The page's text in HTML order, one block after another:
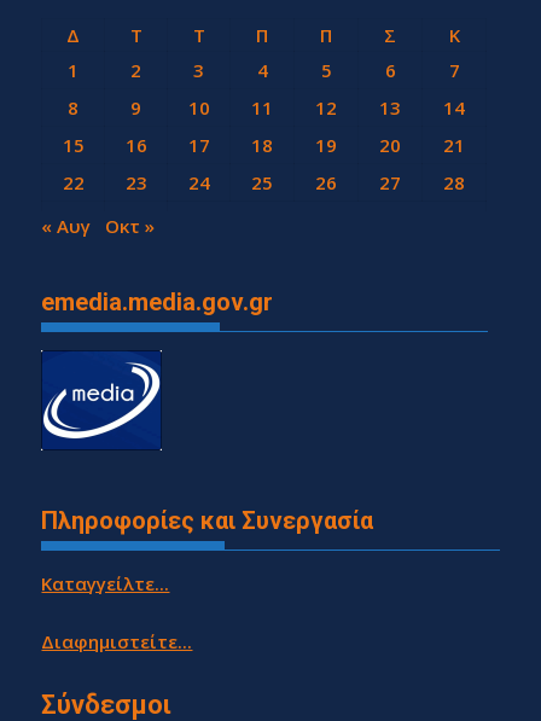
Δ Τ Τ Π Π Σ
Κ
1
2 3 4 5 6
7
8
9 10 11 12 13
14
15
16 17 18 19 20
21
22
23 24 25 26 27
28
29
30
« Αυγ Οκτ »
emedia.media.gov.gr
Πληροφορίες και Συνεργασία
Καταγγείλτε...
Διαφημιστείτε...
Σύνδεσμοι